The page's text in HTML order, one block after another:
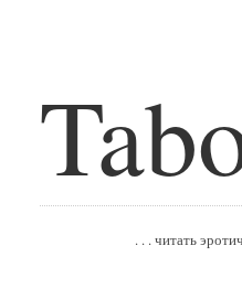
. . . читать